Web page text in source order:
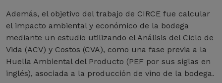
Además, el objetivo del trabajo de CIRCE fue calcular
el impacto ambiental y económico de la bodega
mediante un estudio utilizando el Análisis del Ciclo de
Vida (ACV) y Costos (CVA), como una fase previa a la
Huella Ambiental del Producto (PEF por sus siglas en
inglés), asociada a la producción de vino de la bodega.